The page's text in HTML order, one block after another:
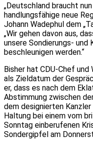
„Deutschland braucht
handlungsfähige neue
Johann Wadephul dem
„Wir gehen davon aus,
unsere Sondierungs-
beschleunigen werden.“
Bisher hat CDU-Chef
als Zieldatum der
er, dass es nach dem
Abstimmung zwischen
dem designierten
Haltung bei einem vom
Sonntag einberufenen
Sondergipfel am